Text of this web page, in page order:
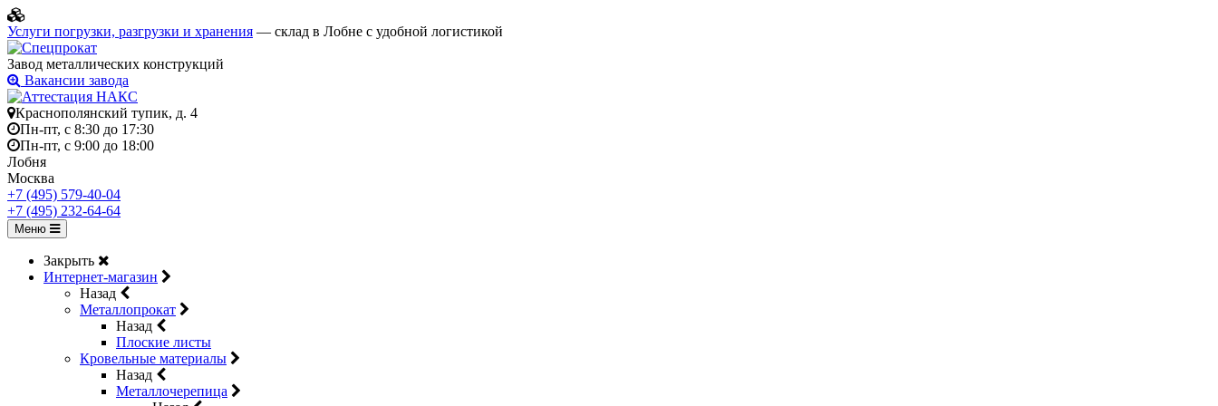
Услуги погрузки, разгрузки и хранения — склад в Лобне с удобной логистикой
Завод металлических конструкций
Вакансии завода
Краснополянский тупик, д. 4
Пн-пт, с 8:30 до 17:30
Пн-пт, с 9:00 до 18:00
Лобня
Москва
+7 (495) 579-40-04
+7 (495) 232-64-64
Меню
Закрыть
Интернет-магазин
Назад
Металлопрокат
Назад
Плоские листы
Кровельные материалы
Назад
Металлочерепица